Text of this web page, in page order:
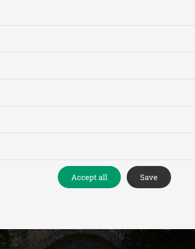
Accept all Save